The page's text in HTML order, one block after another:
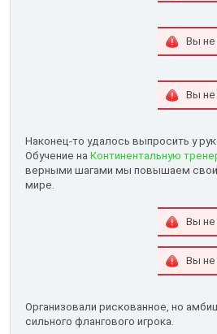
Вы не
Вы не
Наконец-то удалось выпросить у
Обучение на Континентальную
верными шагами мы повышаем свои
мире.
Вы не
Вы не
Организовали рискованное, но
сильного флангового игрока.